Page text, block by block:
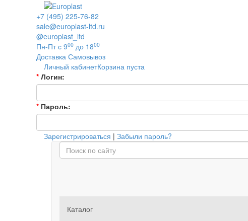
+7 (495) 225-76-82
sale@europlast-ltd.ru
@europlast_ltd
Пн-Пт с 900 до 1800
Доставка Самовывоз
Личный кабинетКорзина пуста
* Логин:
* Пароль:
Зарегистрироваться | Забыли пароль?
Каталог